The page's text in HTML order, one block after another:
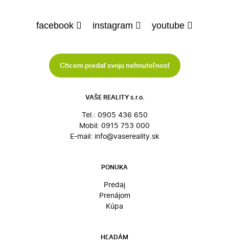
facebook instagram youtube
Chcem predať svoju nehnuteľnosť
VAŠE REALITY s.r.o.
Tel.: 0905 436 650
Mobil: 0915 753 000
E-mail: info@vasereality.sk
PONUKA
Predaj
Prenájom
Kúpa
HĽADÁM